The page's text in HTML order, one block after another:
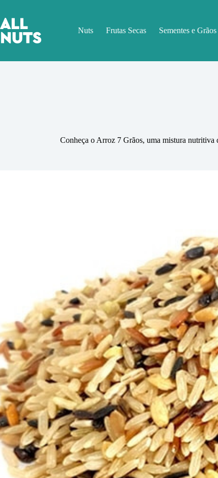
o
conteúdo
Nuts Frutas Secas Sementes e Grãos
Conheça o Arroz 7 Grãos, uma mistura nutritiva